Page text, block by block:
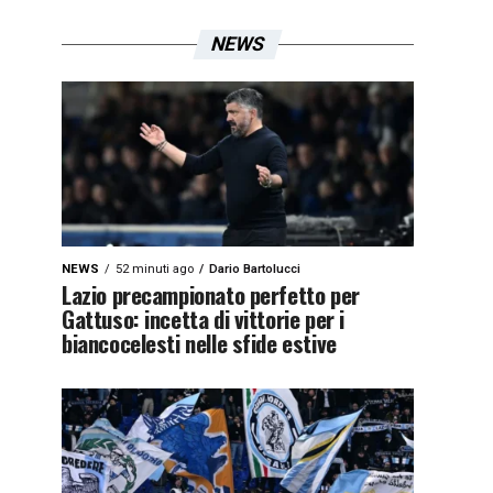
NEWS
NEWS 52 minuti ago Dario Bartolucci
Lazio precampionato perfetto per
Gattuso: incetta di vittorie per i
biancocelesti nelle sfide estive